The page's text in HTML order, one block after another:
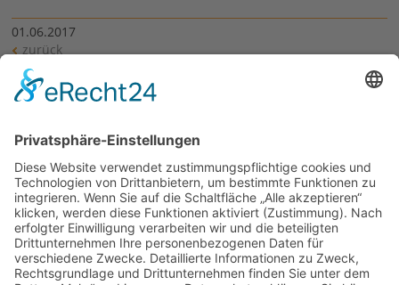
01.06.2017
zurück
Links
Veranstaltungen zur Bundestagswahl von Kolping in der
Diözese
Downloads